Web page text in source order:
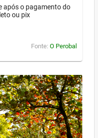
após o pagamento do
ou pix
Fonte: O Perobal